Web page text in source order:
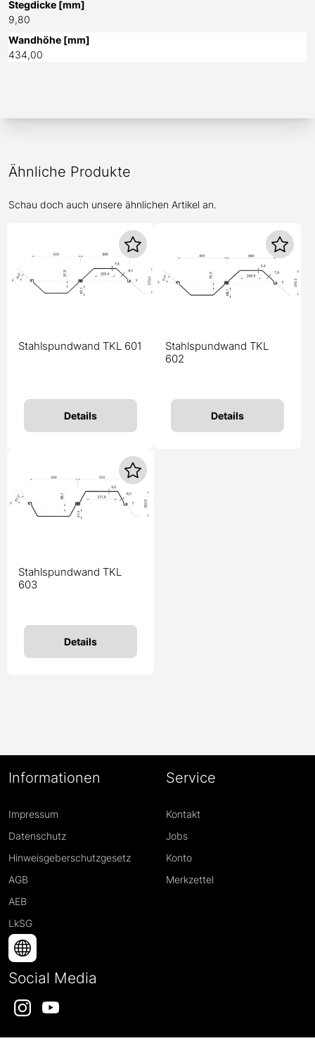
Stegdicke [mm]
9,80
Wandhöhe [mm]
434,00
Ähnliche Produkte
Schau doch auch unsere ähnlichen Artikel an.
Stahlspundwand TKL 601
Details
Stahlspundwand TKL
602
Details
Stahlspundwand TKL
603
Details
Informationen
Impressum
Datenschutz
Hinweisgeberschutzgesetz
AGB
AEB
LkSG
Service
Kontakt
Jobs
Konto
Merkzettel
Social Media
InstagramYouTube